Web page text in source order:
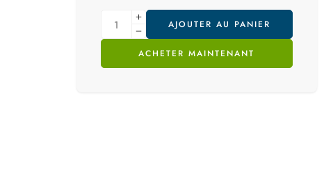
AJOUTER AU PANIER
ACHETER MAINTENANT